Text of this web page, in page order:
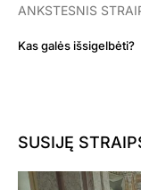
ANKSTESNIS
Kas galės išsigelbėti?
SUSIJĘ